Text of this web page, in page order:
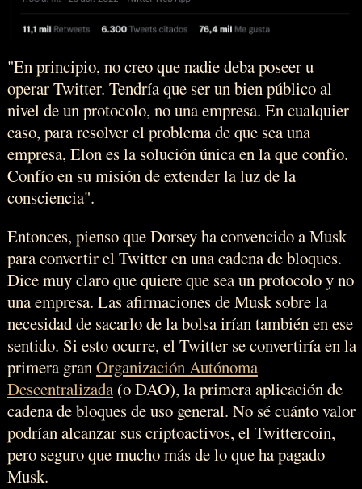
"En principio, no creo que nadie deba poseer u
operar Twitter. Tendría que ser un bien público al
nivel de un protocolo, no una empresa. En cualquier
caso, para resolver el problema de que sea una
empresa, Elon es la solución única en la que confío.
Confío en su misión de extender la luz de la
consciencia".
Entonces, pienso que Dorsey ha convencido a Musk
para convertir el Twitter en una cadena de bloques.
Dice muy claro que quiere que sea un protocolo y no
una empresa. Las afirmaciones de Musk sobre la
necesidad de sacarlo de la bolsa irían también en ese
sentido. Si esto ocurre, el Twitter se convertiría en la
primera granOrganización Autónoma
Descentralizada(o DAO), la primera aplicación de
cadena de bloques de uso general. No sé cuánto valor
podrían alcanzar sus criptoactivos, el Twittercoin,
pero seguro que mucho más de lo que ha pagado
Musk.